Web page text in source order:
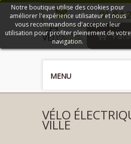
01 84
MENU
Notre boutique utilise des cookies pour
améliorer l'expérience utilisateur et nous
vous recommandons d'accepter leur
utilisation pour profiter pleinement de votre
navigation.
VÉLO
VILLE